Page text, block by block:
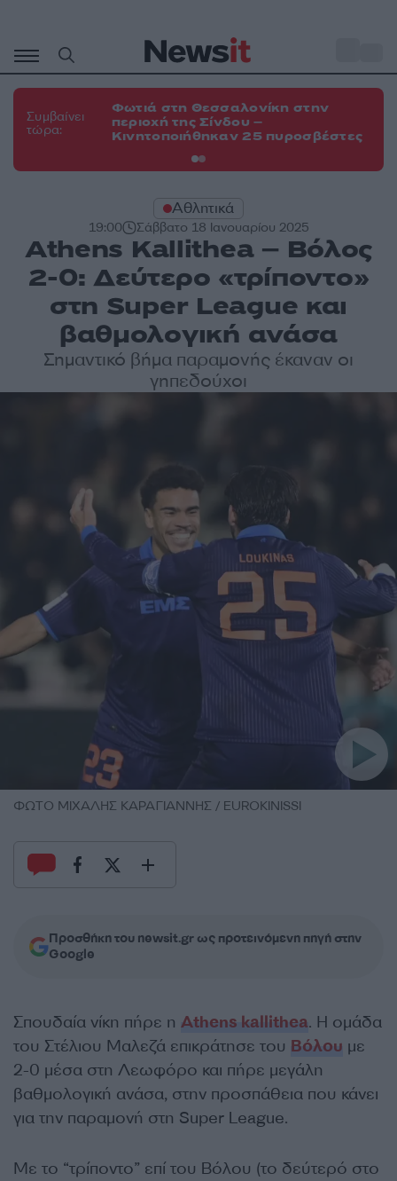
περιεχόμενο
Συμβαίνει
τώρα:
Φωτιά στη Θεσσαλονίκη στην
περιοχή της Σίνδου –
Κινητοποιήθηκαν 25 πυροσβέστες
Αθλητικά
19:00 Σάββατο 18 Ιανουαρίου 2025
Athens Kallithea – Βόλος
2-0: Δεύτερο «τρίποντο»
στη Super League και
βαθμολογική ανάσα
Σημαντικό βήμα παραμονής έκαναν οι
γηπεδούχοι
ΦΩΤΟ ΜΙΧΑΛΗΣ ΚΑΡΑΓΙΑΝΝΗΣ / EUROKINISSI
Προσθήκη του newsit.gr ως προτεινόμενη πηγή στην
Google
Σπουδαία νίκη πήρε η Athens kallithea. Η ομάδα
του Στέλιου Μαλεζά επικράτησε του Βόλου με
2-0 μέσα στη Λεωφόρο και πήρε μεγάλη
βαθμολογική ανάσα, στην προσπάθεια που κάνει
για την παραμονή στη Super League.
Με το “τρίποντο” επί του Βόλου (το δεύτερό στο